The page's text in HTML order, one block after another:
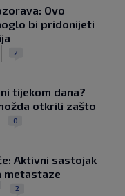
Ovo
bi pridonijeti
2
tijekom dana?
otkrili zašto
0
Aktivni sastojak
metastaze
2